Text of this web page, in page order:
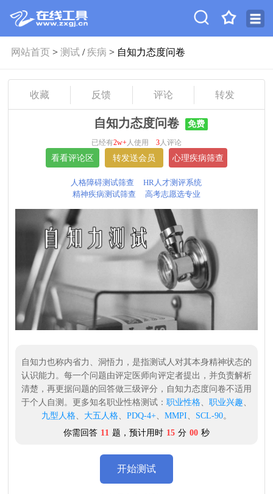
网站首页> 测试 /疾病 > 自知力态度问卷
收藏 反馈 评论 转发
自知力态度问卷 免费
已经有2w+人使用 3人评论
人格障碍测试筛查
HR人才测评系统
精神疾病测试筛查
高考志愿选专业
自知力也称内省力、洞悟力，是指测试人对其本身精神状态的
认识能力。每一个问题由评定医师向评定者提出，并负责解析
清楚，再更据问题的回答做三级评分，自知力态度问卷不适用
于个人自测。更多知名职业性格测试： 职业性格、 职业兴趣 、
九型人格、 大五人格、 PDQ-4+、 MMPI 、 SCL-90。
你需回答 11 题，预计用时 15 分 00 秒
开始测试